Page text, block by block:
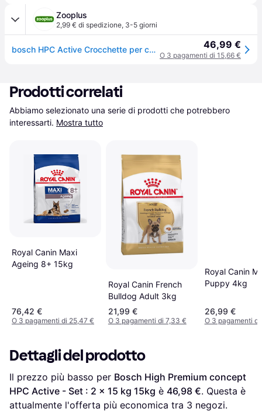
Zooplus
2,99 € di spedizione, 3-5 giorni
bosch HPC Active Crocchette per cane - 15 kg 46,99 €
O 3 pagamenti di 15,66 €
Prodotti correlati
Abbiamo selezionato una serie di prodotti che potrebbero
interessarti. Mostra tutto
Royal Canin Maxi
Ageing 8+ 15kg
76,42 €
O 3 pagamenti di 25,47 €
Royal Canin French
Bulldog Adult 3kg
21,99 €
O 3 pagamenti di 7,33 €
Royal Canin
Puppy 4kg
26,99 €
O 3 pagamenti di
Dettagli del prodotto
Il prezzo più basso per Bosch High Premium concept
HPC Active - Set : 2 x 15 kg 15kg è 46,98 €. Questa è
attualmente l'offerta più economica tra 3 negozi.